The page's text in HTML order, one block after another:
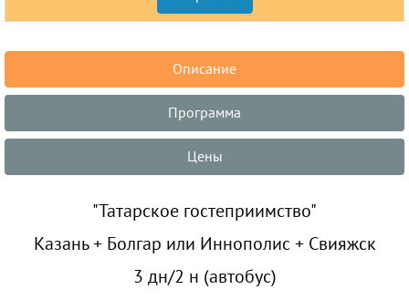
Описание
Программа
Цены
"Татарское гостеприимство"
Казань + Болгар или Иннополис + Свияжск
3 дн/2 н (автобус)